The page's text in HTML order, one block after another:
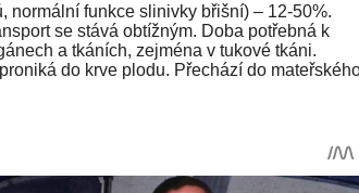
normální funkce slinivky břišní) – 12-50%.
se stává obtížným. Doba potřebná k
a tkáních, zejména v tukové tkáni.
do krve plodu. Přechází do